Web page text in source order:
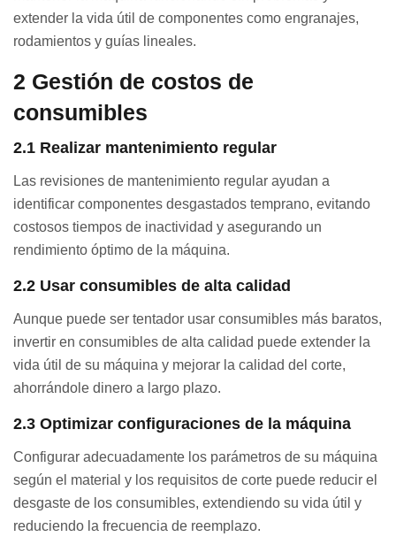
extender la vida útil de componentes como engranajes,
rodamientos y guías lineales.
2 Gestión de costos de
consumibles
2.1 Realizar mantenimiento regular
Las revisiones de mantenimiento regular ayudan a
identificar componentes desgastados temprano, evitando
costosos tiempos de inactividad y asegurando un
rendimiento óptimo de la máquina.
2.2 Usar consumibles de alta calidad
Aunque puede ser tentador usar consumibles más baratos,
invertir en consumibles de alta calidad puede extender la
vida útil de su máquina y mejorar la calidad del corte,
ahorrándole dinero a largo plazo.
2.3 Optimizar configuraciones de la máquina
Configurar adecuadamente los parámetros de su máquina
según el material y los requisitos de corte puede reducir el
desgaste de los consumibles, extendiendo su vida útil y
reduciendo la frecuencia de reemplazo.